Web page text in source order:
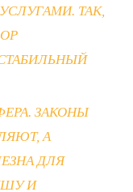
ТАК,
ЗАКОНЫ
А
ДЛЯ
И